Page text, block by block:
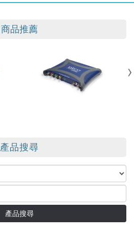
商品推薦
產品搜尋
產品搜尋